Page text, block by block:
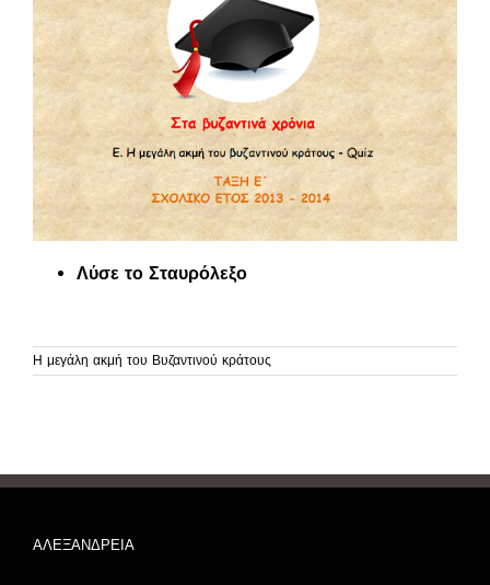
Λύσε το Σταυρόλεξο
Η μεγάλη ακμή του Βυζαντινού κράτους
ΑΛΕΞΑΝΔΡΕΙΑ